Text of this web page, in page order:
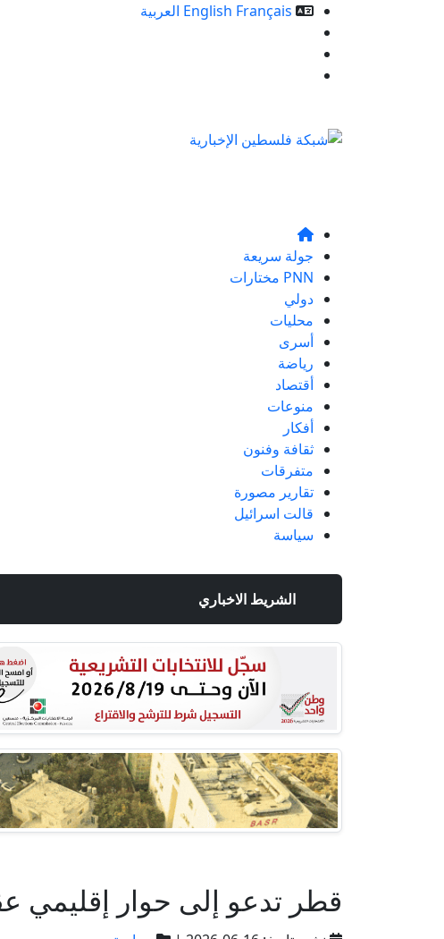
English Français
العربية
جولة سريعة
PNN مختارات
دولي
محليات
أسرى
رياضة
أقتصاد
منوعات
أفكار
ثقافة وفنون
متفرقات
تقارير مصورة
قالت اسرائيل
سياسة
الشريط الاخباري
قطر تدعو إلى حوار إقليمي